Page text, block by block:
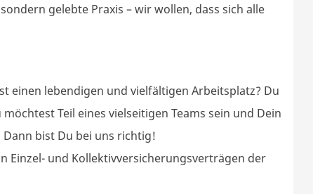
gelebte Praxis – wir wollen, dass sich alle
einen lebendigen und vielfältigen Arbeitsplatz? Du
Teil eines vielseitigen Teams sein und Dein
bist Du bei uns richtig!
Einzel- und Kollektivversicherungsverträgen der